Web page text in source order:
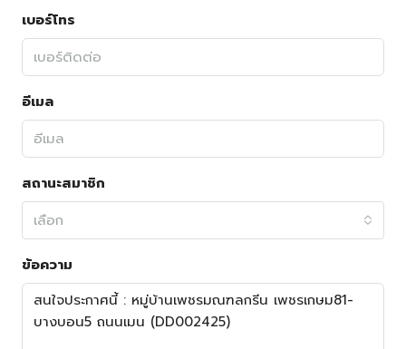
เบอร์โทร
อีเมล
สถานะสมาชิก
เลือก
ข้อความ